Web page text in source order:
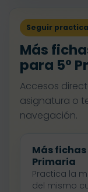
Seguir
Más
para 5º
Accesos
asignatura o
navegación.
Más
Primaria
Practica la
del mismo